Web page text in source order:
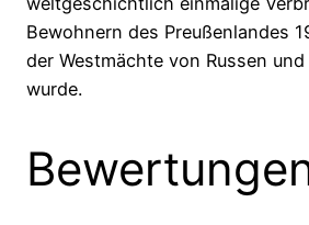
Bewohnern des Preußenlandes
der Westmächte von Russen
wurde.